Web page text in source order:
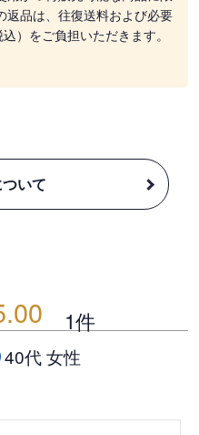
返品は、往復送料および必要
）をご負担いただきます。
いて
1
40代女性